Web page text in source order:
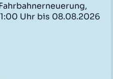
Uhr bis 08.08.2026